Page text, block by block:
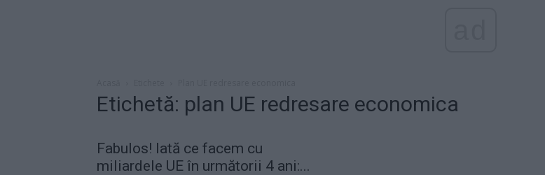
Etichetă: plan UE redresare economica
Fabulos! Iată ce facem cu
miliardele UE în următorii 4 ani:...